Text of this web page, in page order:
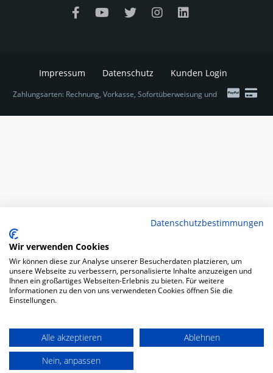
Impressum Datenschutz Kunden Login
Zahlungsarten: Rechnung, Vorkasse, Sofortüberweisung und
Datenschutzbestimmungen
Wir verwenden Cookies
Wir können diese zur Analyse unserer Besucherdaten platzieren, um
unsere Webseite zu verbessern, personalisierte Inhalte anzuzeigen und
Ihnen ein großartiges Webseiten-Erlebnis zu bieten. Für weitere
Informationen zu den von uns verwendeten Cookies öffnen Sie die
Einstellungen.
Alle akzeptieren
Ablehnen
Nein, anpassen